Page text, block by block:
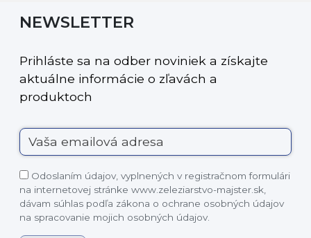
NEWSLETTER
Prihláste sa na odber noviniek a získajte
aktuálne informácie o zľavách a
produktoch
Odoslaním údajov, vyplnených v registračnom formulári
na internetovej stránke www.zeleziarstvo-majster.sk,
dávam súhlas podľa zákona o ochrane osobných údajov
na spracovanie mojich osobných údajov.